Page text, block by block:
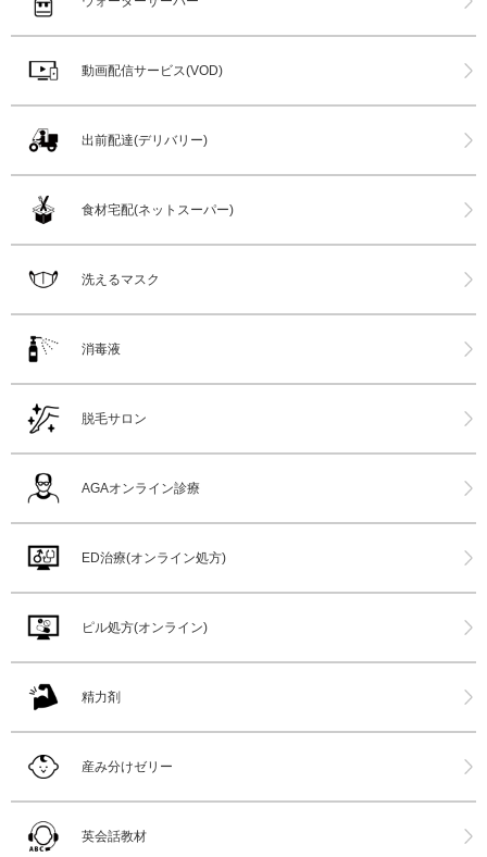
動画配信サービス(VOD)
出前配達(デリバリー)
食材宅配(ネットスーパー)
洗えるマスク
消毒液
脱毛サロン
AGAオンライン診療
ED治療(オンライン処方)
ピル処方(オンライン)
精力剤
産み分けゼリー
英会話教材